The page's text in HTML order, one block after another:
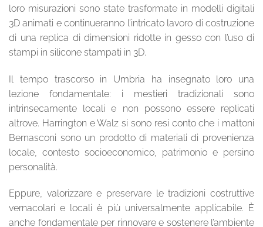
loro misurazioni sono state trasformate in modelli digitali
3D animati e continueranno l’intricato lavoro di costruzione
di una replica di dimensioni ridotte in gesso con l’uso di
stampi in silicone stampati in 3D.
Il tempo trascorso in Umbria ha insegnato loro una
lezione fondamentale: i mestieri tradizionali sono
intrinsecamente locali e non possono essere replicati
altrove. Harrington e Walz si sono resi conto che i mattoni
Bernasconi sono un prodotto di materiali di provenienza
locale, contesto socioeconomico, patrimonio e persino
personalità.
Eppure, valorizzare e preservare le tradizioni costruttive
vernacolari e locali è più universalmente applicabile. È
anche fondamentale per rinnovare e sostenere l’ambiente